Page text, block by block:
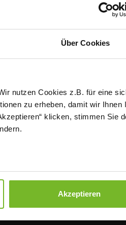
Über Cookies
nutzen Cookies z.B. für eine
zu erheben, damit wir Ihnen
klicken, stimmen Sie
Akzeptieren
Ergebnisse insgesamt:
Zurücksetzen